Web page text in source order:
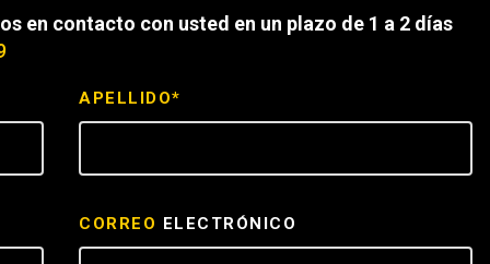
en contacto con usted en un plazo de 1 a 2 días
APELLIDO*
CORREO ELECTRÓNICO